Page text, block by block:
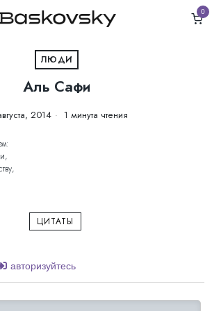
0
ЛЮДИ
Аль Сафи
2014 1 минута чтения
ЦИТАТЫ
авторизуйтесь